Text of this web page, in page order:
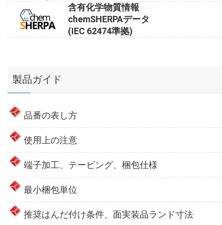
含有化学物質情報
chemSHERPAデータ
(IEC 62474準拠)
製品ガイド
品番の表し方
使用上の注意
端子加工、テーピング、梱包仕様
最小梱包単位
推奨はんだ付け条件、面実装品ランド寸法